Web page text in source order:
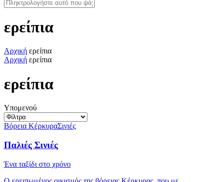
ερείπια
Αρχική ερείπια
Αρχική ερείπια
ερείπια
Υπομενού
Βόρεια ΚέρκυραΣινιές
Παλιές Σινιές
Ένα ταξίδι στο χρόνο